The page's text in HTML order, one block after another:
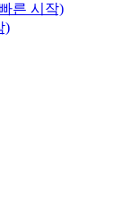
른 시작)
)